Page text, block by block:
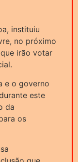
instituiu
no próximo
irão votar
e o governo
este
da
os